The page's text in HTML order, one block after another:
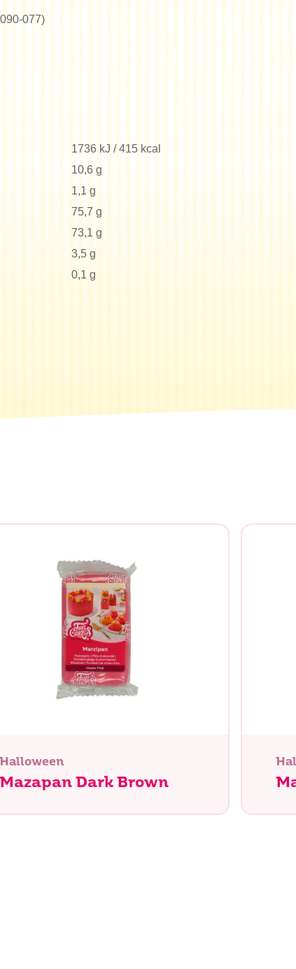
077)
1736 kJ / 415 kcal
10,6 g
1,1 g
75,7 g
73,1 g
3,5 g
0,1 g
Halloween
Mazapan Dark Brown